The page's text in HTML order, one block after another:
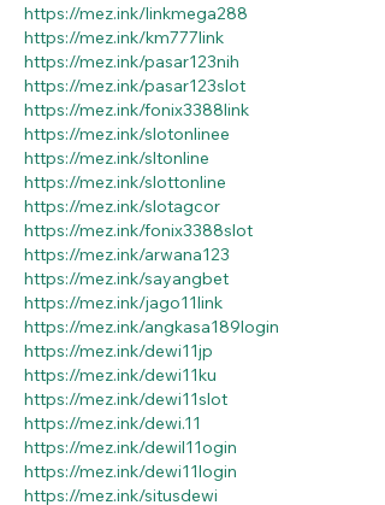
https://mez.ink/linkmega288
https://mez.ink/km777link
https://mez.ink/pasar123nih
https://mez.ink/pasar123slot
https://mez.ink/fonix3388link
https://mez.ink/slotonlinee
https://mez.ink/sltonline
https://mez.ink/slottonline
https://mez.ink/slotagcor
https://mez.ink/fonix3388slot
https://mez.ink/arwana123
https://mez.ink/sayangbet
https://mez.ink/jago11link
https://mez.ink/angkasa189login
https://mez.ink/dewi11jp
https://mez.ink/dewi11ku
https://mez.ink/dewi11slot
https://mez.ink/dewi.11
https://mez.ink/dewil11ogin
https://mez.ink/dewi11login
https://mez.ink/situsdewi